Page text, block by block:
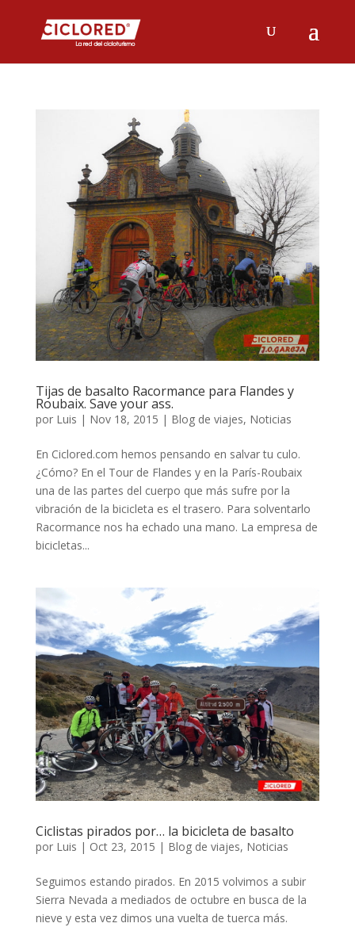
Tijas de basalto Racormance para Flandes y
Roubaix. Save your ass.
por Luis | Nov 18, 2015 | Blog de viajes, Noticias
En Ciclored.com hemos pensando en salvar tu culo.
¿Cómo? En el Tour de Flandes y en la París-Roubaix
una de las partes del cuerpo que más sufre por la
vibración de la bicicleta es el trasero. Para solventarlo
Racormance nos ha echado una mano. La empresa de
bicicletas...
Ciclistas pirados por… la bicicleta de basalto
por Luis | Oct 23, 2015 | Blog de viajes, Noticias
Seguimos estando pirados. En 2015 volvimos a subir
Sierra Nevada a mediados de octubre en busca de la
nieve y esta vez dimos una vuelta de tuerca más.